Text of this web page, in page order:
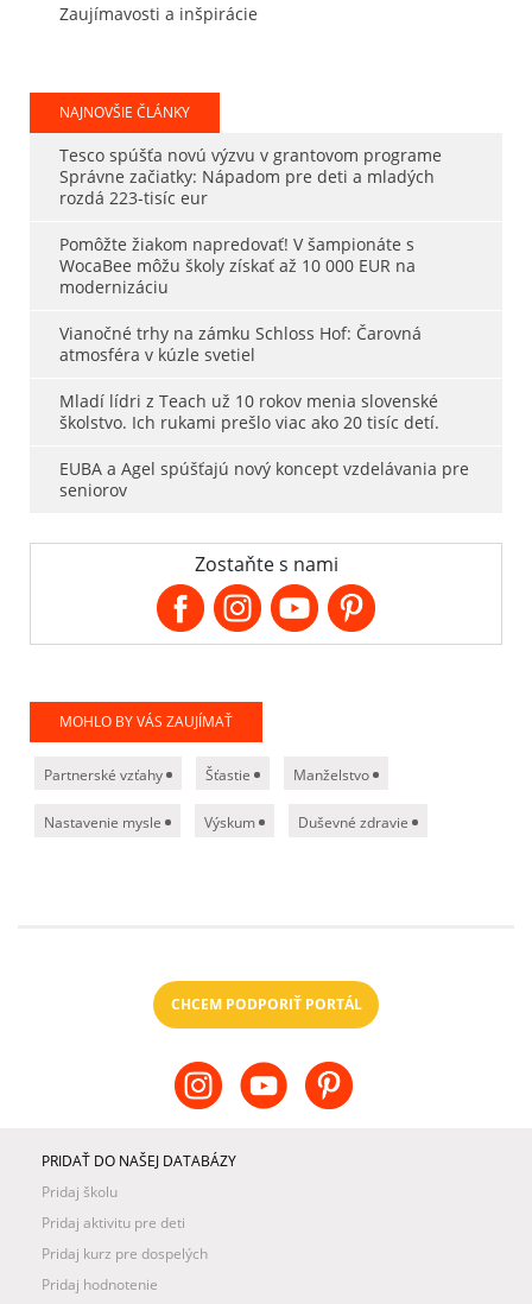
Zaujímavosti a inšpirácie
NAJNOVŠIE ČLÁNKY
Tesco spúšťa novú výzvu v grantovom programe
Správne začiatky: Nápadom pre deti a mladých
rozdá 223-tisíc eur
Pomôžte žiakom napredovať! V šampionáte s
WocaBee môžu školy získať až 10 000 EUR na
modernizáciu
Vianočné trhy na zámku Schloss Hof: Čarovná
atmosféra v kúzle svetiel
Mladí lídri z Teach už 10 rokov menia slovenské
školstvo. Ich rukami prešlo viac ako 20 tisíc detí.
EUBA a Agel spúšťajú nový koncept vzdelávania pre
seniorov
Zostaňte s nami
MOHLO BY VÁS ZAUJÍMAŤ
Partnerské vzťahy Šťastie Manželstvo
Nastavenie mysle Výskum Duševné zdravie
CHCEM PODPORIŤ PORTÁL
PRIDAŤ DO NAŠEJ DATABÁZY
Pridaj školu
Pridaj aktivitu pre deti
Pridaj kurz pre dospelých
Pridaj hodnotenie